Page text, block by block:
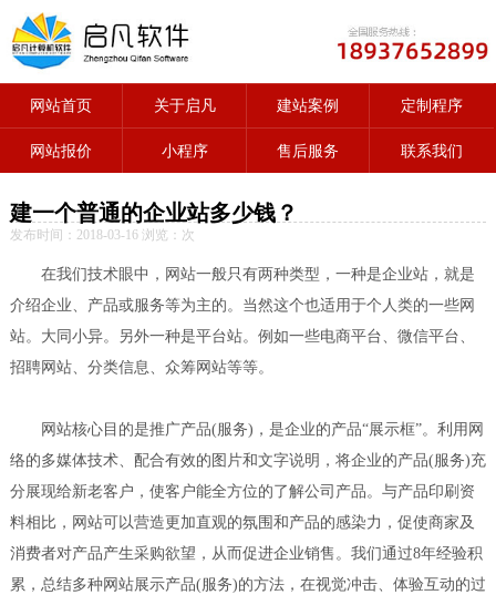
网站首页 关于启凡 建站案例 定制程序
网站报价 小程序 售后服务 联系我们
建一个普通的企业站多少钱？
发布时间：2018-03-16 浏览： 次
在我们技术眼中，网站一般只有两种类型，一种是企业站，就是
介绍企业、产品或服务等为主的。当然这个也适用于个人类的一些网
站。大同小异。另外一种是平台站。例如一些电商平台、微信平台、
招聘网站、分类信息、众筹网站等等。
网站核心目的是推广产品(服务)，是企业的产品“展示框”。利用网
络的多媒体技术、配合有效的图片和文字说明，将企业的产品(服务)充
分展现给新老客户，使客户能全方位的了解公司产品。与产品印刷资
料相比，网站可以营造更加直观的氛围和产品的感染力，促使商家及
消费者对产品产生采购欲望，从而促进企业销售。我们通过8年经验积
累，总结多种网站展示产品(服务)的方法，在视觉冲击、体验互动的过